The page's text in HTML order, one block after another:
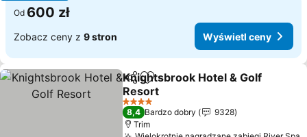
Od 600 zł
Zobacz ceny z 9 stron Wyświetl ceny
UdostępnijDodaj do ulubionych
Knightsbrook Hotel & Golf
Resort
4 Kategoria
8,4 Bardzo dobry
9328
Trim